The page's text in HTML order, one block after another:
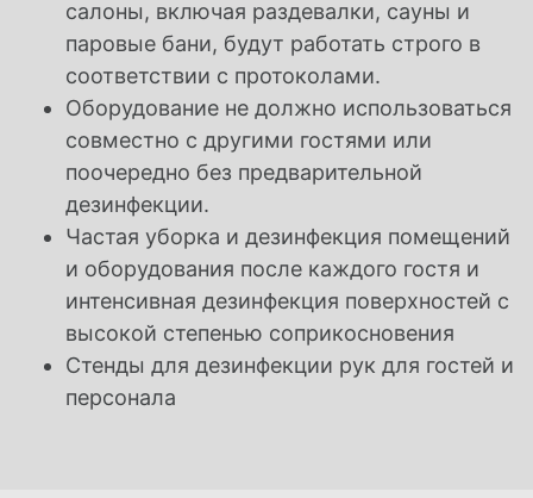
салоны, включая раздевалки, сауны и
паровые бани, будут работать строго в
соответствии с протоколами.
Оборудование не должно использоваться
совместно с другими гостями или
поочередно без предварительной
дезинфекции.
Частая уборка и дезинфекция помещений
и оборудования после каждого гостя и
интенсивная дезинфекция поверхностей с
высокой степенью соприкосновения
Стенды для дезинфекции рук для гостей и
персонала